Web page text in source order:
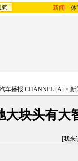
狗 新闻 -
车播报 CHANNEL [A] > 新
大块头有大
[我来